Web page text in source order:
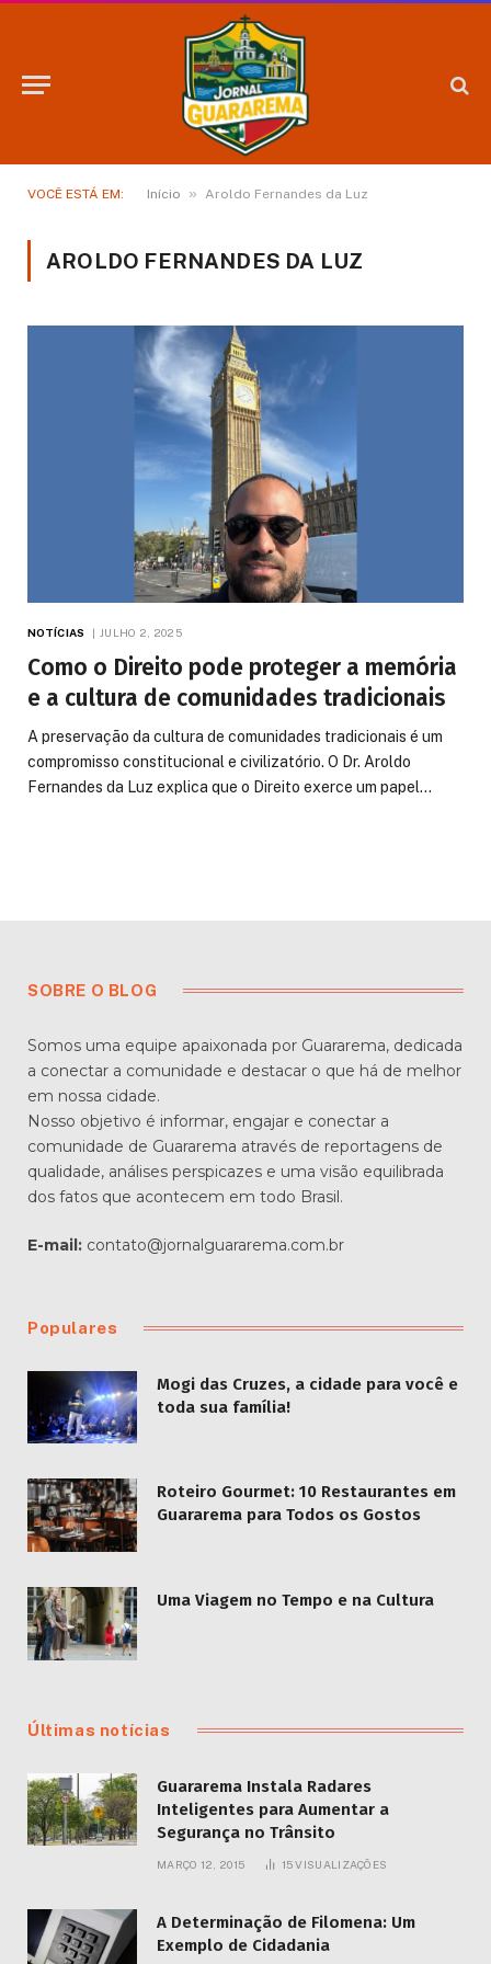
VOCÊ ESTÁ EM: Início » Aroldo Fernandes da Luz
AROLDO FERNANDES DA LUZ
NOTÍCIAS JULHO 2, 2025
Como o Direito pode proteger a memória
e a cultura de comunidades tradicionais
A preservação da cultura de comunidades tradicionais é um
compromisso constitucional e civilizatório. O Dr. Aroldo
Fernandes da Luz explica que o Direito exerce um papel…
SOBRE O BLOG
Somos uma equipe apaixonada por Guararema, dedicada
a conectar a comunidade e destacar o que há de melhor
em nossa cidade.
Nosso objetivo é informar, engajar e conectar a
comunidade de Guararema através de reportagens de
qualidade, análises perspicazes e uma visão equilibrada
dos fatos que acontecem em todo Brasil.
E-mail: contato@jornalguararema.com.br
Populares
Mogi das Cruzes, a cidade para você e
toda sua família!
Roteiro Gourmet: 10 Restaurantes em
Guararema para Todos os Gostos
Uma Viagem no Tempo e na Cultura
Últimas notícias
Guararema Instala Radares
Inteligentes para Aumentar a
Segurança no Trânsito
MARÇO 12, 2015 15VISUALIZAÇÕES
A Determinação de Filomena: Um
Exemplo de Cidadania